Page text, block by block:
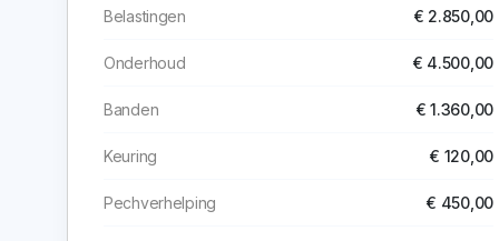
Belastingen € 2.850,00
Onderhoud € 4.500,00
Banden € 1.360,00
Keuring € 120,00
Pechverhelping € 450,00